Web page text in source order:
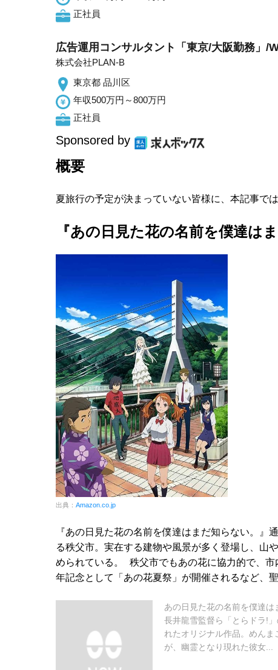
正社員
広告運用コンサルタント「東京/大阪勤務」/
株式会社PLAN-B
東京都 品川区
年収500万円～800万円
正社員
Sponsored by
概要
夏旅行の予定が決まっていない皆様に、本記事で
『あの日見た花の名前を僕達は
出典： Amazon.co.jp
『あの日見た花の名前を僕達はまだ知らない。
る秩父市。実在する建物や風景が多く登場し、山
められている。 秩父市でもあの花に協力的で、
年記念として「あの花夏祭」が開催されるなど、
あの日見た花の名前を僕達は
長井龍雪監督ら「とらドラ!
れたオリジナル作品。めん
が、幽霊となり現れた彼女...